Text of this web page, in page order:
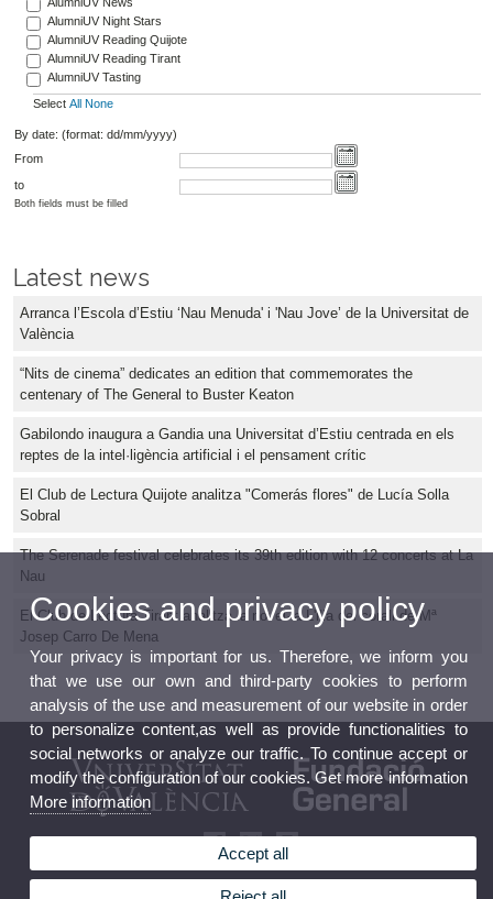
AlumniUV Night Stars
AlumniUV Reading Quijote
AlumniUV Reading Tirant
AlumniUV Tasting
Select All None
By date: (format: dd/mm/yyyy)
From
to
Both fields must be filled
Latest news
Arranca l’Escola d’Estiu ‘Nau Menuda' i 'Nau Jove’ de la Universitat de
València
“Nits de cinema” dedicates an edition that commemorates the
centenary of The General to Buster Keaton
Gabilondo inaugura a Gandia una Universitat d’Estiu centrada en els
reptes de la intel·ligència artificial i el pensament crític
El Club de Lectura Quijote analitza "Comerás flores" de Lucía Solla
Sobral
The Serenade festival celebrates its 39th edition with 12 concerts at La
Nau
El Club de Lectura Tirant analitza la novel·la L'illa del corall de Mª
Josep Carro De Mena
Cookies and privacy policy
Your privacy is important for us. Therefore, we inform you
that we use our own and third-party cookies to perform
analysis of the use and measurement of our website in order
to personalize content,as well as provide functionalities to
social networks or analyze our traffic. To continue accept or
modify the configuration of our cookies. Get more information
More information
Accept all